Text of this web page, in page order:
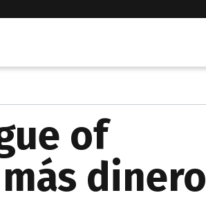
of
dinero